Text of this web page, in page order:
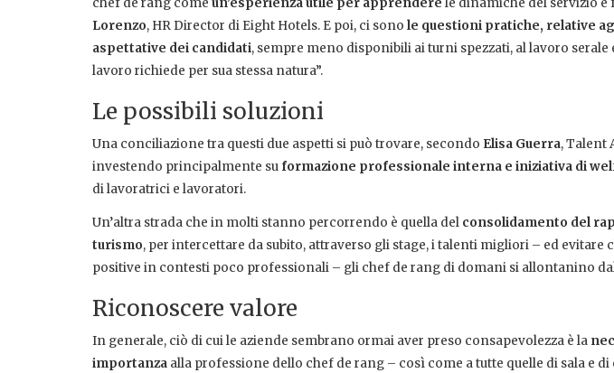
chef de rang come un’esperienza utile per apprendere le dinamiche del servizio e
Lorenzo, HR Director di Eight Hotels. E poi, ci sono le questioni pratiche, relative
aspettative dei candidati, sempre meno disponibili ai turni spezzati, al lavoro serale
lavoro richiede per sua stessa natura”.
Le possibili soluzioni
Una conciliazione tra questi due aspetti si può trovare, secondo Elisa Guerra, Talent
investendo principalmente su formazione professionale interna e iniziativa di
di lavoratrici e lavoratori.
Un’altra strada che in molti stanno percorrendo è quella del consolidamento del
turismo, per intercettare da subito, attraverso gli stage, i talenti migliori – ed evitare
positive in contesti poco professionali – gli chef de rang di domani si allontanino
Riconoscere valore
In generale, ciò di cui le aziende sembrano ormai aver preso consapevolezza è la
importanza alla professione dello chef de rang – così come a tutte quelle di sala e